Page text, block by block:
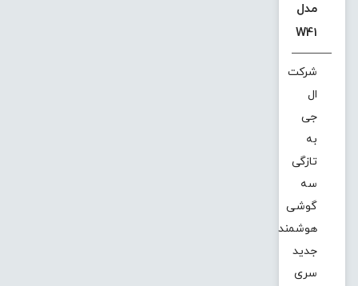
مدل
W41
شرکت
ال
جی
به
تازگی
سه
گوشی
هوشمند
جدید
سری